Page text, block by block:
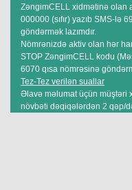
ZəngimCELL xidmətinə olan
000000 (sıfır) yazıb SMS-lə
göndərmək lazımdır.
Nömrənizdə aktiv olan hər
STOP ZəngimCELL kodu
6070 qısa nömrəsinə
Tez-Tez verilən suallar
Əlavə məlumat üçün müştəri
növbəti dəqiqələrdən 2 qəp/